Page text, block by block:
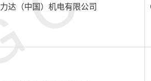
力达（中国）机电有限公司